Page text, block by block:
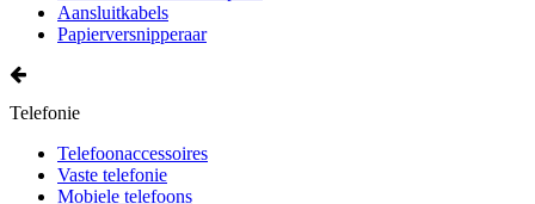
Aansluitkabels
Papierversnipperaar
Telefonie
Telefoonaccessoires
Vaste telefonie
Mobiele telefoons